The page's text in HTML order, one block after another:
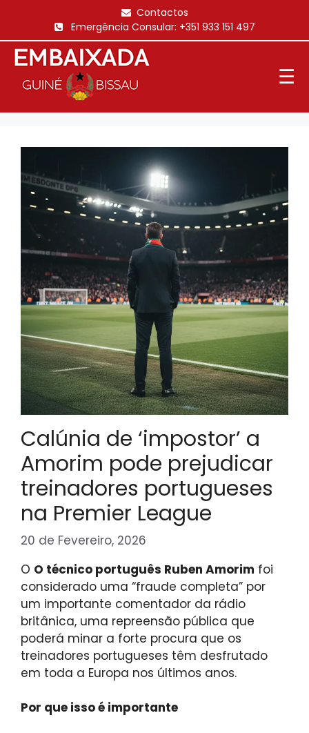
o
conteúdo
Contactos
Emergência Consular: +351 933 151 497
☰
Calúnia de ‘impostor’ a
Amorim pode prejudicar
treinadores portugueses
na Premier League
20 de Fevereiro, 2026
O O técnico português Ruben Amorim foi
considerado uma “fraude completa” por
um importante comentador da rádio
britânica, uma repreensão pública que
poderá minar a forte procura que os
treinadores portugueses têm desfrutado
em toda a Europa nos últimos anos.
Por que isso é importante